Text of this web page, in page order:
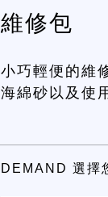
維修包
小巧輕便的維
海綿砂以及使
DEMAND 選擇